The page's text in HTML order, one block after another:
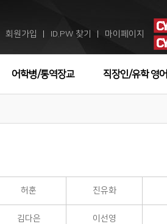
회원가입 ID.PW 찾기 마이페이지
어학병/통역장교 직장인/유학 영어
허훈 진유화
김다은 이선영